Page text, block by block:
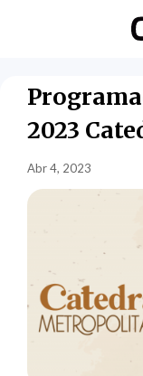
2023
Abr 4, 2023